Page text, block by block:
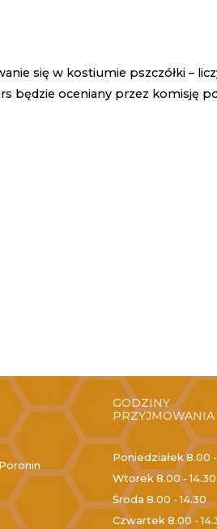
się w kostiumie pszczółki –
będzie oceniany przez komisję
GODZINY
Poniedziałek8.00
Wtorek8.00 - 14.30
Środa 8.00 - 14.30
Czwartek 8.00 -